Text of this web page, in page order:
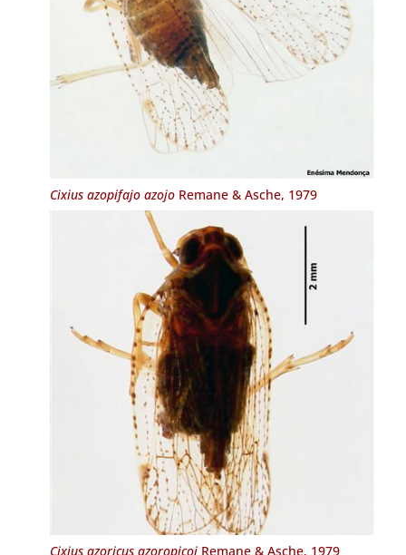
Cixius azopifajo azojoRemane & Asche, 1979
Cixius azoricus azoropicoiRemane & Asche, 1979